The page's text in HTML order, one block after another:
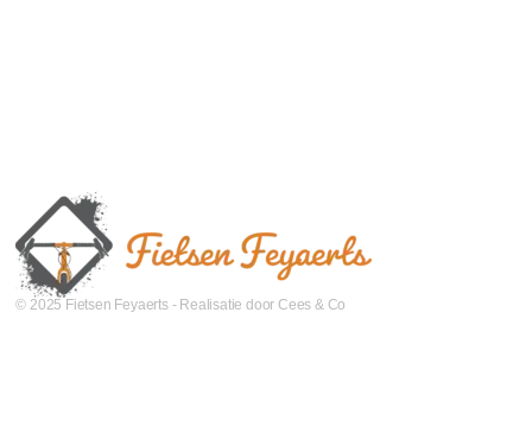
© 2025 Fietsen Feyaerts - Realisatie door Cees & Co